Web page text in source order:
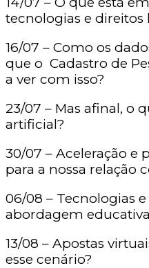
tecnologias e direitos
16/07 – Como os
que o Cadastro de
a ver com isso?
23/07 – Mas afinal, o
artificial?
30/07 – Aceleração e
para a nossa relação
06/08 – Tecnologias
abordagem
13/08 – Apostas
esse cenário?